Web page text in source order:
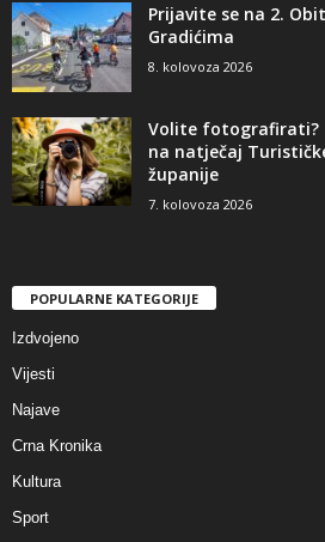
Prijavite se na 2.
Gradićima
8. kolovoza 2026
Volite fotografirati?
na natječaj
županije
7. kolovoza 2026
POPULARNE KATEGORIJE
Izdvojeno
Vijesti
Najave
Crna Kronika
Kultura
Sport